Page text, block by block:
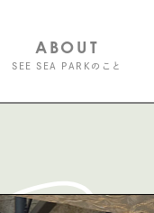
ABOUT
SEE SEA PARKのこと